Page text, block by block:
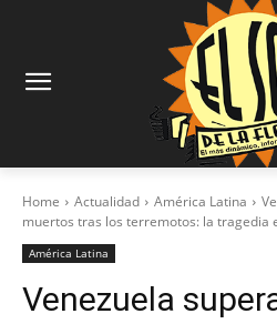
Home Actualidad América Latina
muertos tras los terremotos: la tragedia
América Latina
Venezuela